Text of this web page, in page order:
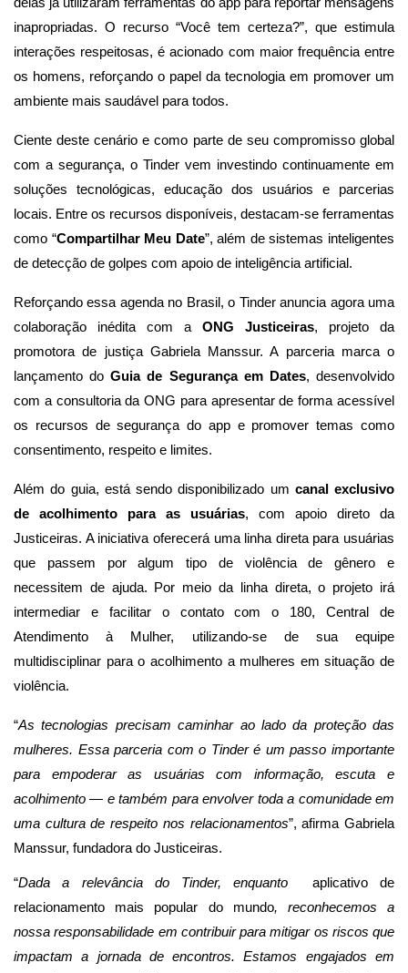
delas já utilizaram ferramentas do app para reportar mensagens
inapropriadas. O recurso “Você tem certeza?”, que estimula
interações respeitosas, é acionado com maior frequência entre
os homens, reforçando o papel da tecnologia em promover um
ambiente mais saudável para todos.
Ciente deste cenário e como parte de seu compromisso global
com a segurança, o Tinder vem investindo continuamente em
soluções tecnológicas, educação dos usuários e parcerias
locais. Entre os recursos disponíveis, destacam-se ferramentas
como “Compartilhar Meu Date”, além de sistemas inteligentes
de detecção de golpes com apoio de inteligência artificial.
Reforçando essa agenda no Brasil, o Tinder anuncia agora uma
colaboração inédita com a ONG Justiceiras, projeto da
promotora de justiça Gabriela Manssur. A parceria marca o
lançamento do Guia de Segurança em Dates, desenvolvido
com a consultoria da ONG para apresentar de forma acessível
os recursos de segurança do app e promover temas como
consentimento, respeito e limites.
Além do guia, está sendo disponibilizado um canal exclusivo
de acolhimento para as usuárias, com apoio direto da
Justiceiras. A iniciativa oferecerá uma linha direta para usuárias
que passem por algum tipo de violência de gênero e
necessitem de ajuda. Por meio da linha direta, o projeto irá
intermediar e facilitar o contato com o 180, Central de
Atendimento à Mulher, utilizando-se de sua equipe
multidisciplinar para o acolhimento a mulheres em situação de
violência.
“As tecnologias precisam caminhar ao lado da proteção das
mulheres. Essa parceria com o Tinder é um passo importante
para empoderar as usuárias com informação, escuta e
acolhimento — e também para envolver toda a comunidade em
uma cultura de respeito nos relacionamentos”, afirma Gabriela
Manssur, fundadora do Justiceiras.
“Dada a relevância do Tinder, enquanto
aplicativo de
relacionamento mais popular do mundo, reconhecemos a
nossa responsabilidade em contribuir para mitigar os riscos que
impactam a jornada de encontros. Estamos engajados em